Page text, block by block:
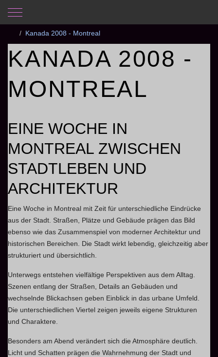
Mobile Menu Toggle
Aktuelle Seite:
Kanada 2008 - Montreal
KANADA 2008 -
MONTREAL
EINE WOCHE IN
MONTREAL ZWISCHEN
STADTLEBEN UND
ARCHITEKTUR
Eine Woche in Montreal mit Zeit für unterschiedliche Eindrücke
aus der Stadt. Straßen, Plätze und Gebäude prägen das Bild
ebenso wie das Zusammenspiel von moderner Architektur und
historischen Bereichen. Die Stadt wirkt lebendig, gleichzeitig aber
strukturiert und übersichtlich.
Unterwegs entstehen vielfältige Perspektiven aus dem Alltag.
Szenen entlang der Straßen, Details an Gebäuden und
wechselnde Blickachsen geben Einblick in das urbane Umfeld.
Die unterschiedlichen Viertel zeigen jeweils eigene Strukturen
und Charaktere.
Besonders am Abend verändert sich die Atmosphäre deutlich.
Licht und Schatten prägen die Wahrnehmung der Stadt und